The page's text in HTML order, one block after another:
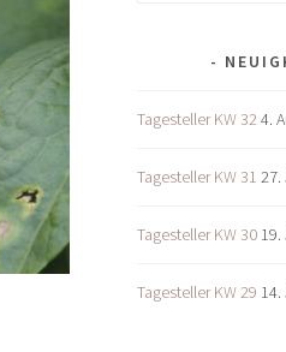
Tagesteller KW 324.
Tagesteller KW 31 27.
Tagesteller KW 30 19.
Tagesteller KW 29 14.